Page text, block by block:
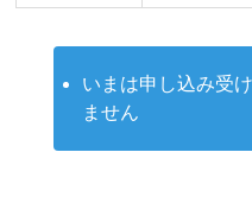
いまは申し込み受
ません